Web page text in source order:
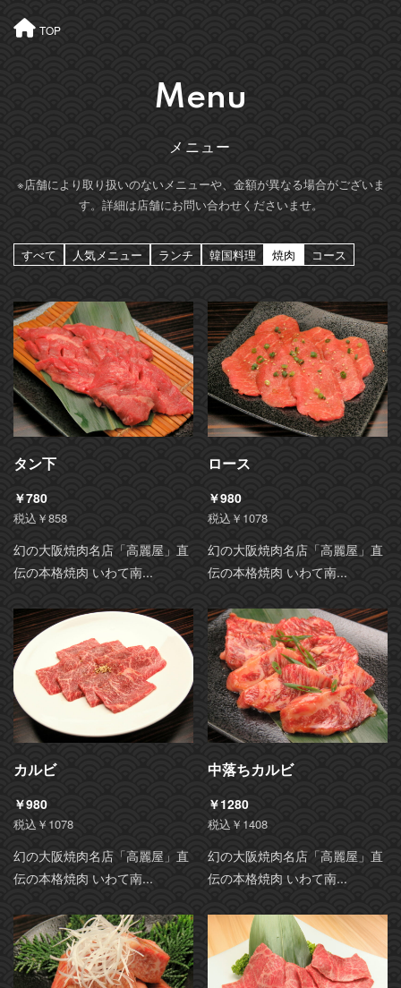
TOP
Menu
メニュー
※店舗により取り扱いのないメニューや、金額が異なる場合がございま
す。詳細は店舗にお問い合わせくださいませ。
すべて 人気メニュー ランチ 韓国料理 焼肉 コース
タン下
￥780
税込￥858
幻の大阪焼肉名店「高麗屋」直
伝の本格焼肉 いわて南...
ロース
￥980
税込￥1078
幻の大阪焼肉名店「高麗屋」直
伝の本格焼肉 いわて南...
カルビ
￥980
税込￥1078
幻の大阪焼肉名店「高麗屋」直
伝の本格焼肉 いわて南...
中落ちカルビ
￥1280
税込￥1408
幻の大阪焼肉名店「高麗屋」直
伝の本格焼肉 いわて南...